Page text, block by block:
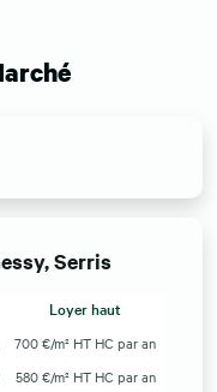
Serris
Loyer haut
700 €/m² HT HC par an
580 €/m² HT HC par an